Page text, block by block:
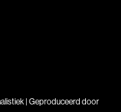
| Geproduceerd door